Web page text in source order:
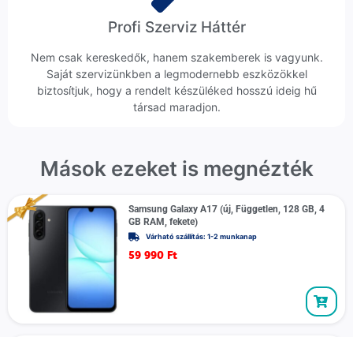
Profi Szerviz Háttér
Nem csak kereskedők, hanem szakemberek is vagyunk.
Saját szervizünkben a legmodernebb eszközökkel
biztosítjuk, hogy a rendelt készüléked hosszú ideig hű
társad maradjon.
Mások ezeket is megnézték
Samsung Galaxy A17 (új, Független, 128 GB, 4
GB RAM, fekete)
Várható szállítás: 1-2 munkanap
59 990 Ft